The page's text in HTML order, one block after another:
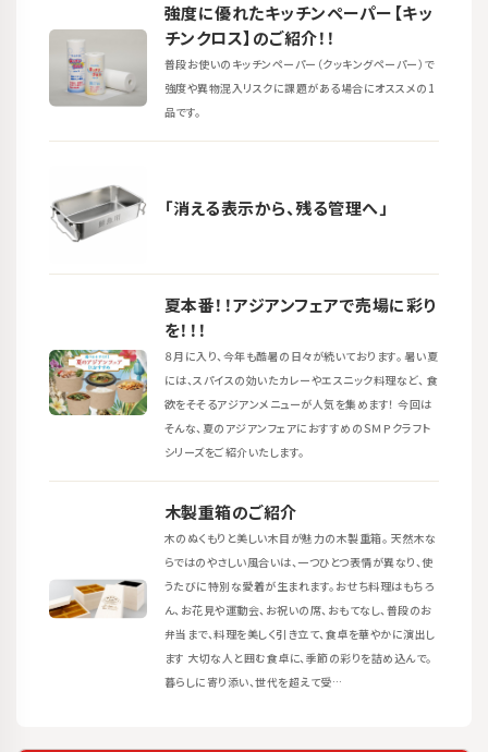
強度に優れたキッチンペーパー【キッ
チンクロス】のご紹介！！
普段お使いのキッチンペーパー（クッキングペーパー）で
強度や異物混入リスクに課題がある場合にオススメの1
品です。
「消える表示から、残る管理へ」
夏本番！！アジアンフェアで売場に彩り
を！！！
８月に入り、今年も酷暑の日々が続いております。 暑い夏
には、スパイスの効いたカレーやエスニック料理など、 食
欲をそそるアジアンメニューが人気を集めます！ 今回は
そんな、夏のアジアンフェアにおすすめのＳＭＰクラフト
シリーズをご紹介いたします。
木製重箱のご紹介
木のぬくもりと美しい木目が魅力の木製重箱。 天然木な
らではのやさしい風合いは、一つひとつ表情が異なり、使
うたびに特別な愛着が生まれます。おせち料理はもちろ
ん、お花見や運動会、お祝いの席、おもてなし、普段のお
弁当まで、料理を美しく引き立て、食卓を華やかに演出し
ます 大切な人と囲む食卓に、季節の彩りを詰め込んで。
暮らしに寄り添い、世代を超えて受…